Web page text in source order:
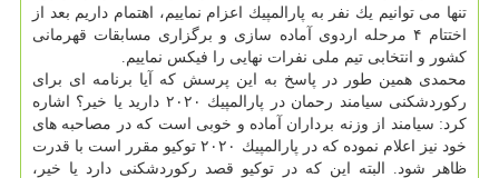
تنها می توانیم یك نفر به پارالمپیك اعزام نماییم، اهتمام داریم بعد از
اختتام ۴ مرحله اردوی آماده سازی و برگزاری مسابقات قهرمانی
كشور و انتخابی تیم ملی نفرات نهایی را فیكس نماییم.
محمدی همین طور در پاسخ به این پرسش كه آیا برنامه ای برای
ركوردشكنی سیامند رحمان در پارالمپیك ۲۰۲۰ دارید یا خیر؟ اشاره
كرد: سیامند از وزنه برداران آماده و خوبی است كه در مصاحبه های
خود نیز اعلام نموده كه در پارالمپیك ۲۰۲۰ توكیو مقرر است با قدرت
ظاهر شود. البته این كه در توكیو قصد ركوردشكنی دارد یا خیر،